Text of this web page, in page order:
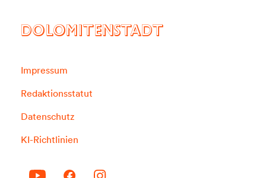
DOLOMITENSTADT
Impressum
Redaktionsstatut
Datenschutz
KI-Richtlinien